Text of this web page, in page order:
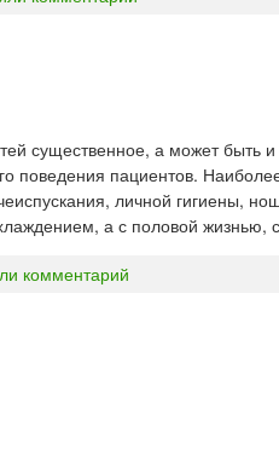
существенное, а может быть
поведения пациентов.
личной гигиены,
а с половой жизнью,
комментарий